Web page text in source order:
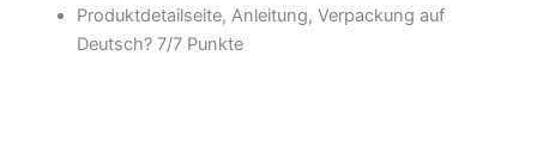
Produktdetailseite, Anleitung, Verpackung auf
Deutsch? 7/7 Punkte